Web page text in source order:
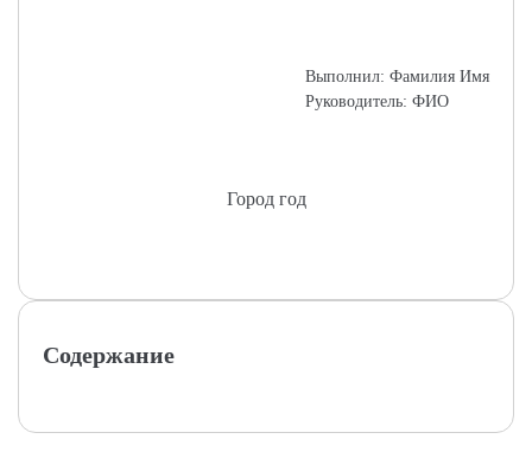
Выполнил: Фамилия Имя
Руководитель: ФИО
Город год
Содержание